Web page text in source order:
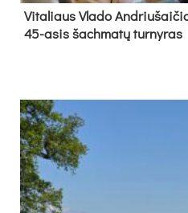
Vi­ta­liaus Vla­do
45-asis šach­ma­tų tur­ny­ras